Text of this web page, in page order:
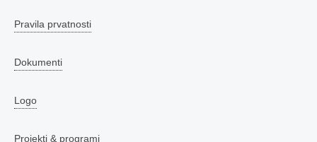
Pravila prvatnosti
Dokumenti
Logo
Projekti & programi